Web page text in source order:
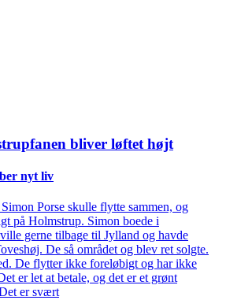
bliver løftet højt
nyt liv
Porse skulle flytte sammen, og
på Holmstrup. Simon boede i
gerne tilbage til Jylland og havde
De så området og blev ret solgte.
De flytter ikke foreløbigt og har ikke
er let at betale, og det er et grønt
er svært